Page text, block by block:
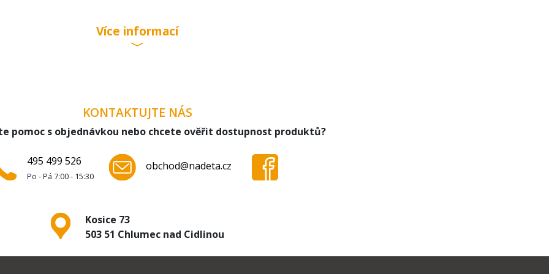
Více informací
KONTAKTUJTE NÁS
pomoc s objednávkou nebo chcete ověřit dostupnost produktů?
495 499 526
Po - Pá 7:00 - 15:30
obchod@nadeta.cz
Kosice 73
503 51 Chlumec nad Cidlinou